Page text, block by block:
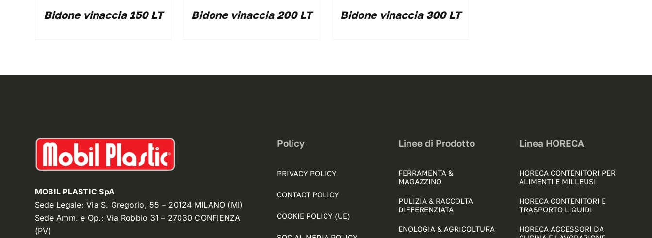
Bidone vinaccia 150 LT Bidone vinaccia 200 LT Bidone vinaccia 300 LT
MOBIL PLASTIC SpA
Sede Legale: Via S. Gregorio, 55 – 20124 MILANO (MI)
Sede Amm. e Op.: Via Robbio 31 – 27030 CONFIENZA
(PV)
Policy
PRIVACY POLICY
CONTACT POLICY
COOKIE POLICY (UE)
Linee di Prodotto
FERRAMENTA &
MAGAZZINO
PULIZIA & RACCOLTA
DIFFERENZIATA
ENOLOGIA & AGRICOLTURA
Linea HORECA
HORECA CONTENITORI PER
ALIMENTI E MILLEUSI
HORECA CONTENITORI E
TRASPORTO LIQUIDI
HORECA ACCESSORI DA